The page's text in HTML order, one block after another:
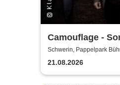
Camouflage -
Air 2026
Schwerin, Pappelpark
21.08.2026